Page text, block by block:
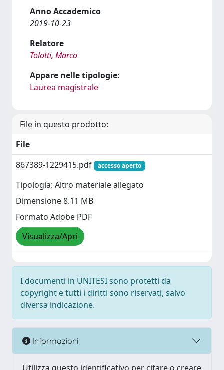
Anno Accademico
2019-10-23
Relatore
Tolotti, Marco
Appare nelle tipologie:
Laurea magistrale
File in questo prodotto:
File
867389-1229415.pdf
accesso aperto
Tipologia: Altro materiale allegato
Dimensione 8.11 MB
Formato Adobe PDF
Visualizza/Apri
I documenti in UNITESI sono protetti da
copyright e tutti i diritti sono riservati, salvo
diversa indicazione.
Informazioni
Utilizza questo identificativo per citare o creare